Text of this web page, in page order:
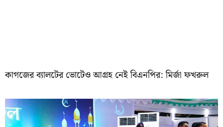
কাগজের ব্যালটের ভোটেও আগ্রহ নেই বিএনপির: মির্জা ফখরুল